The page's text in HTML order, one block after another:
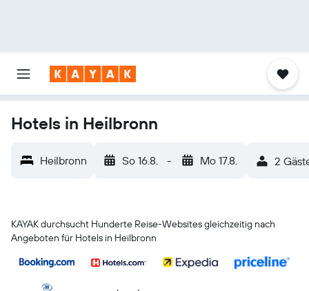
Hotels in Heilbronn
Heilbronn So 16.8. - Mo 17.8. 2
KAYAK durchsucht Hunderte Reise-Websites gleichzeitig nach
Angeboten für Hotels in Heilbronn